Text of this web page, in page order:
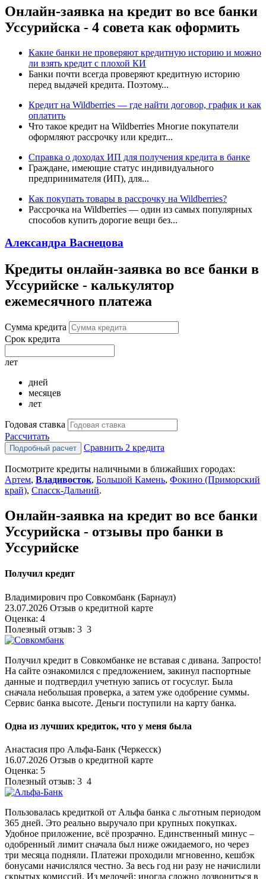
Онлайн-заявка на кредит во все банки
Уссурийска - 4 совета как оформить
Какие банки не проверяют кредитную историю и можно
ли взять кредит с плохой КИ
Банки почти всегда проверяют кредитную историю
перед выдачей кредита. Поэтому...
Кредит на Wildberries — где найти договор, график и как
оплатить
Что такое кредит на Wildberries Многие покупатели
оформляют рассрочку или кредит...
Справка о доходах ИП для получения кредита в банке
Граждане, имеющие статус индивидуального
предпринимателя (ИП), для...
Как покупать товары в рассрочку на Wildberries?
Рассрочка на Wildberries — один из самых популярных
способов купить дорогие вещи без...
Александра Васнецова
Кредиты онлайн-заявка во все банки в
Уссурийске - калькулятор
ежемесячного платежа
Сумма кредита
Срок кредита
лет
дней
месяцев
лет
Годовая ставка
Рассчитать
Сравнить 2 кредита
Посмотрите кредиты наличными в ближайших городах:
Артем, Владивосток, Большой Камень, Фокино (Приморский
край), Спасск-Дальний.
Онлайн-заявка на кредит во все банки
Уссурийска - отзывы про банки в
Уссурийске
Получил кредит
Владимирович про Совкомбанк (Барнаул)
23.07.2026 Отзыв о кредитной карте
Оценка: 4
Полезный отзыв: 3 3
Получил кредит в Совкомбанке не вставая с дивана. Запросто!
На сайте ознакомился с предложением, закинул паспортные
данные и подтвердил учетную запись от госуслуг. Была
сначала небольшая проверка, а затем уже одобрение суммы.
Сервис банка высоте. Деньги поступили на карту банка.
Одна из лучших кредиток, что у меня была
Анастасия про Альфа-Банк (Черкесск)
16.07.2026 Отзыв о кредитной карте
Оценка: 5
Полезный отзыв: 3 4
Пользовалась кредиткой от Альфа банка с льготным периодом
365 дней. Это реально выручало при крупных покупках.
Удобное приложение, всё прозрачно. Единственный минус –
одобренный лимит сначала был ниже ожидаемого, но через
три месяца подняли. Платежи проходили мгновенно, кешбэк
бонусами начислялся честно. За весь год ни разу не начислили
скрытых комиссий. Из мелочей: иногда сложно дозвониться в